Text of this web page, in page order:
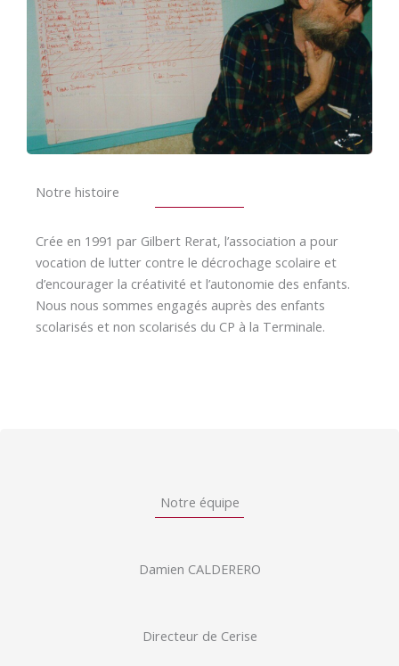
Notre histoire
Crée en 1991 par Gilbert Rerat, l’association a pour
vocation de lutter contre le décrochage scolaire et
d’encourager la créativité et l’autonomie des enfants.
Nous nous sommes engagés auprès des enfants
scolarisés et non scolarisés du CP à la Terminale.
Notre équipe
Damien CALDERERO
Directeur de Cerise